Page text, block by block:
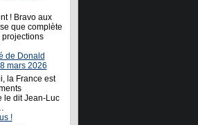
! Bravo aux
que complète
projections
de Donald
mars 2026
la France est
le dit Jean-Luc
!